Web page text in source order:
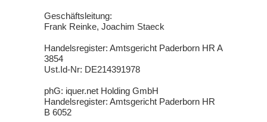
Geschäftsleitung:
Frank Reinke, Joachim Staeck
Handelsregister: Amtsgericht Paderborn HR A
3854
Ust.Id-Nr: DE214391978
phG: iquer.net Holding GmbH
Handelsregister: Amtsgericht Paderborn HR
B 6052